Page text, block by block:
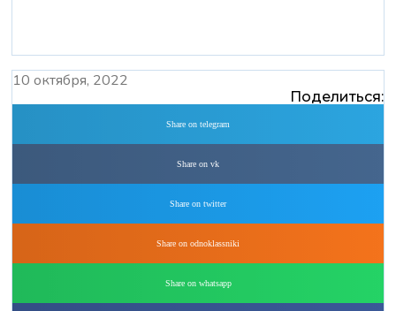
10 октября, 2022
Поделиться:
Share on telegram
Share on vk
Share on twitter
Share on odnoklassniki
Share on whatsapp